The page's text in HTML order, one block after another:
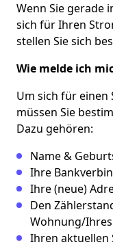
Wenn Sie gerade
sich für Ihren
stellen Sie sich
Wie melde ich
Um sich für
müssen Sie
Dazu gehören:
Name &
Ihre
Ihre (neue)
Den
Wohnung/
Ihren aktuellen